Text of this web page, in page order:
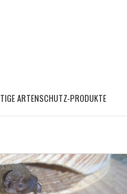
ARTENSCHUTZ-PRODUKTE